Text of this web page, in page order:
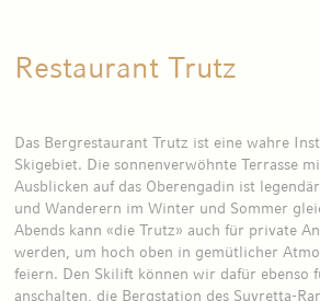
Restaurant Trutz
Das Bergrestaurant Trutz ist eine wahre
Skigebiet. Die sonnenverwöhnte Terrasse
Ausblicken auf das Oberengadin ist
und Wanderern im Winter und Sommer
Abends kann «die Trutz» auch für private
werden, um hoch oben in gemütlicher
feiern. Den Skilift können wir dafür ebenso
anschalten, die Bergstation des Suvretta-